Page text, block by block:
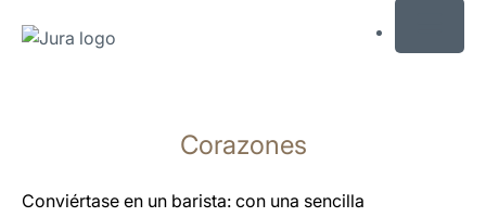
Saltar
Corazones
Conviértase en un barista: con una sencilla